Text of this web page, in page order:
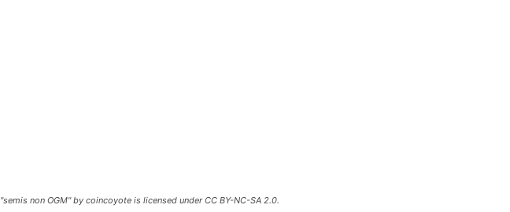
"semis non OGM" by coincoyote is licensed under CC BY-NC-SA 2.0.